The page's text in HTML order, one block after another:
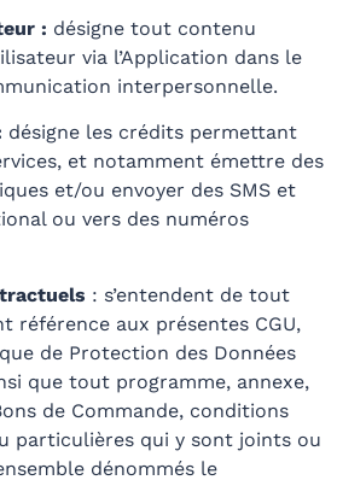
: désigne tout contenu
via l’Application dans le
interpersonnelle.
désigne les crédits permettant
et notamment émettre des
et/ou envoyer des SMS et
ou vers des numéros
: s’entendent de tout
référence aux présentes CGU,
de Protection des Données
que tout programme, annexe,
de Commande, conditions
particulières qui y sont joints ou
dénommés le